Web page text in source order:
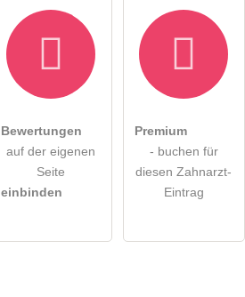
Bewertungen
auf der eigenen
Seite
einbinden
Premium
- buchen für
diesen Zahnarzt-
Eintrag